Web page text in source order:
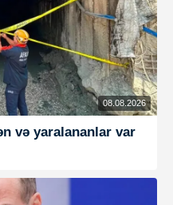
08.08.2026
və yaralananlar var